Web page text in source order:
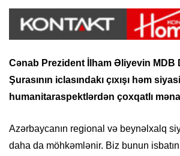
Cənab Prezident İlham Əliyevin MDB
Şurasının iclasındakı çıxışı həm
humanitaraspektlərdən çoxqatlı məna
Azərbaycanın regional və beynəlxalq
daha da möhkəmlənir. Biz bunun